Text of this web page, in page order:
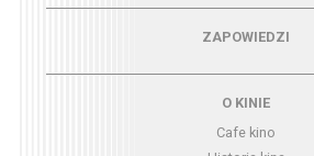
Menu - zapowiedziZAPOWIEDZI
O KINIE
Cafe kino